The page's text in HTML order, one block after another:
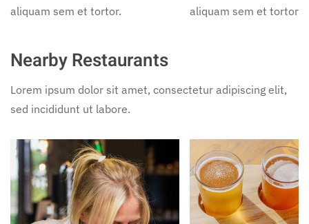
aliquam sem et tortor.
aliquam sem et tortor.
Nearby Restaurants
Lorem ipsum dolor sit amet, consectetur adipiscing elit,
sed incididunt ut labore.